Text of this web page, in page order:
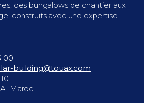
des bungalows de chantier aux
construits avec une expertise
00
building@touax.com
Maroc